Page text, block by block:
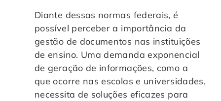
Diante dessas normas federais, é
possível perceber a importância da
gestão de documentos nas instituições
de ensino. Uma demanda exponencial
de geração de informações, como a
que ocorre nas escolas e universidades,
necessita de soluções eficazes para